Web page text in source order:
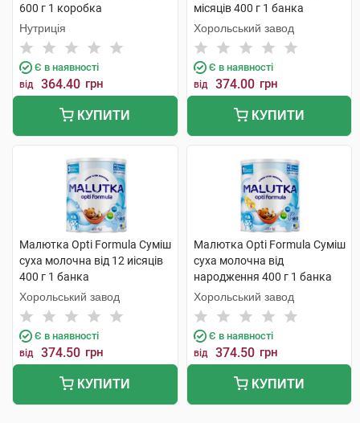
600 г 1 коробка
Нутриція
Є в наявності
від 364.40 грн
КУПИТИ
місяців 400 г 1 банка
Хорольський завод
Є в наявності
від 374.00 грн
КУПИТИ
Малютка Opti Formula Суміш
суха молочна від 12 иісяців
400 г 1 банка
Хорольський завод
Є в наявності
від 374.50 грн
КУПИТИ
Малютка Opti Formula Суміш
суха молочна від
народження 400 г 1 банка
Хорольський завод
Є в наявності
від 374.50 грн
КУПИТИ